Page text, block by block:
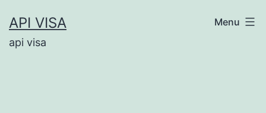
au
contenu
API VISA
api visa
Menu